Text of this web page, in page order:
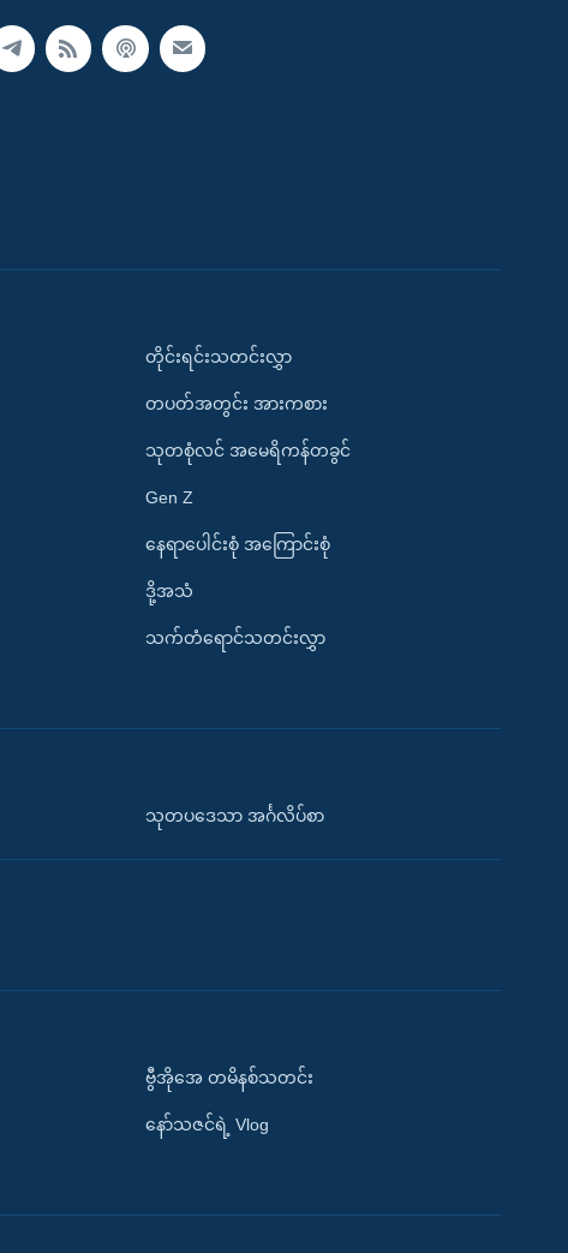
တိုင်းရင်းသတင်းလွှာ
တပတ်အတွင်း အားကစား
သုတစုံလင် အမေရိကန်တခွင်
Gen Z
နေရာပေါင်းစုံ အကြောင်းစုံ
ဒို့အသံ
သက်တံရောင်သတင်းလွှာ
သုတပဒေသာ အင်္ဂလိပ်စာ
ဗွီအိုအေ တမိနစ်သတင်း
နော်သဇင်ရဲ့ Vlog